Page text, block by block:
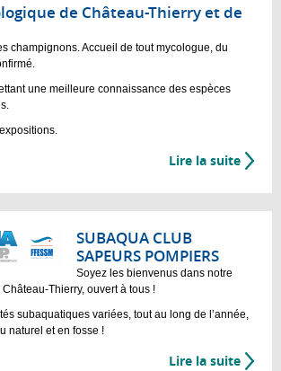
de Château-Thierry et de
champignons. Accueil de tout mycologue, du
une meilleure connaissance des espèces
Lire la suite
SUBAQUA CLUB
SAPEURS POMPIERS
Soyez les bienvenus dans notre
Thierry, ouvert à tous !
subaquatiques variées, tout au long de l’année,
naturel et en fosse !
Lire la suite